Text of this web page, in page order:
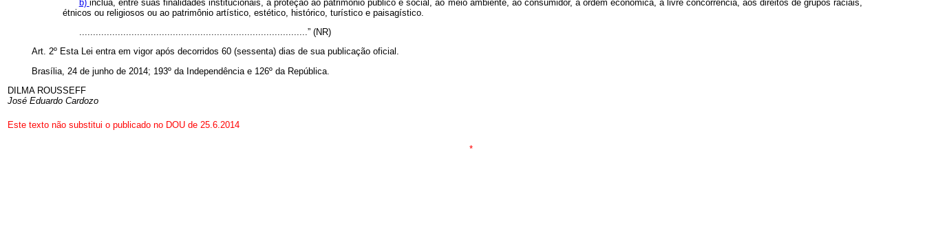
b) inclua, entre suas finalidades institucionais, a proteção ao patrimônio público e social, ao meio ambiente, ao consumidor, à ordem econômica, à livre concorrência, aos direitos de grupos raciais,
étnicos ou religiosos ou ao patrimônio artístico, estético, histórico, turístico e paisagístico.
...................................................................................” (NR)
Art. 2º Esta Lei entra em vigor após decorridos 60 (sessenta) dias de sua publicação oficial.
Brasília, 24 de junho de 2014; 193º da Independência e 126º da República.
DILMA ROUSSEFF
José Eduardo Cardozo
Este texto não substitui o publicado no DOU de 25.6.2014
*